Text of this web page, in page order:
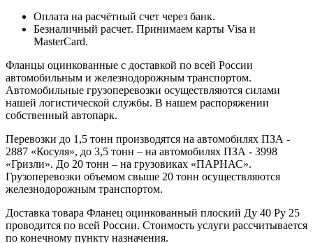
Оплата на расчётный счет через банк.
Безналичный расчет. Принимаем карты Visa и
MasterCard.
Фланцы оцинкованные с доставкой по всей России
автомобильным и железнодорожным транспортом.
Автомобильные грузоперевозки осуществляются силами
нашей логистической службы. В нашем распоряжении
собственный автопарк.
Перевозки до 1,5 тонн производятся на автомобилях ПЗА -
2887 «Косуля», до 3,5 тонн – на автомобилях ПЗА - 3998
«Гризли». До 20 тонн – на грузовиках «ПАРНАС».
Грузоперевозки объемом свыше 20 тонн осуществляются
железнодорожным транспортом.
Доставка товара Фланец оцинкованный плоский Ду 40 Ру 25
проводится по всей России. Стоимость услуги рассчитывается
по конечному пункту назначения.